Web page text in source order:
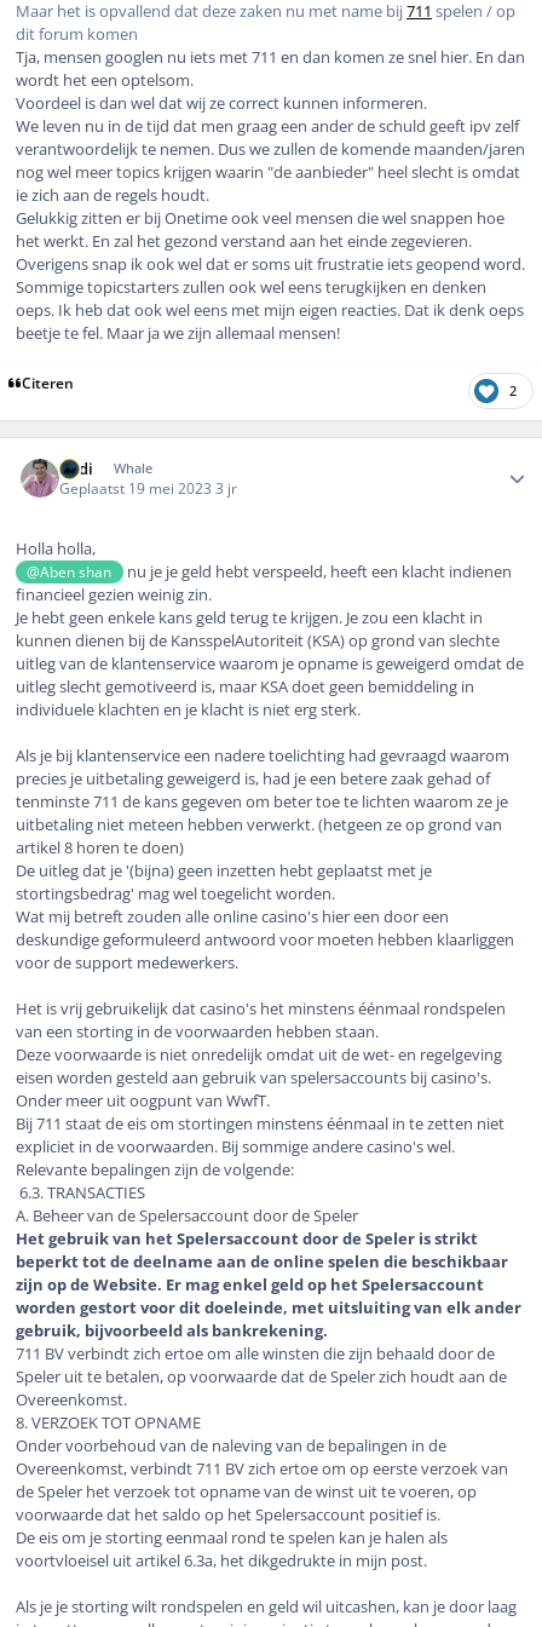
Maar het is opvallend dat deze zaken nu met name bij711 spelen / op
dit forum komen
Tja, mensen googlen nu iets met 711 en dan komen ze snel hier. En dan
wordt het een optelsom.
Voordeel is dan wel dat wij ze correct kunnen informeren.
We leven nu in de tijd dat men graag een ander de schuld geeft ipv zelf
verantwoordelijk te nemen. Dus we zullen de komende maanden/jaren
nog wel meer topics krijgen waarin "de aanbieder" heel slecht is omdat
ie zich aan de regels houdt.
Gelukkig zitten er bij Onetime ook veel mensen die wel snappen hoe
het werkt. En zal het gezond verstand aan het einde zegevieren.
Overigens snap ik ook wel dat er soms uit frustratie iets geopend word.
Sommige topicstarters zullen ook wel eens terugkijken en denken
oeps. Ik heb dat ook wel eens met mijn eigen reacties. Dat ik denk oeps
beetje te fel. Maar ja we zijn allemaal mensen!
Citeren 2
Rudi Whale
Geplaatst 19 mei 20233 jr
Holla holla,
@Aben shan
nu je je geld hebt verspeeld, heeft een klacht indienen
financieel gezien weinig zin.
Je hebt geen enkele kans geld terug te krijgen. Je zou een klacht in
kunnen dienen bij de KansspelAutoriteit (KSA) op grond van slechte
uitleg van de klantenservice waarom je opname is geweigerd omdat de
uitleg slecht gemotiveerd is, maar KSA doet geen bemiddeling in
individuele klachten en je klacht is niet erg sterk.
Als je bij klantenservice een nadere toelichting had gevraagd waarom
precies je uitbetaling geweigerd is, had je een betere zaak gehad of
tenminste 711 de kans gegeven om beter toe te lichten waarom ze je
uitbetaling niet meteen hebben verwerkt. (hetgeen ze op grond van
artikel 8 horen te doen)
De uitleg dat je '(bijna) geen inzetten hebt geplaatst met je
stortingsbedrag' mag wel toegelicht worden.
Wat mij betreft zouden alle online casino's hier een door een
deskundige geformuleerd antwoord voor moeten hebben klaarliggen
voor de support medewerkers.
Het is vrij gebruikelijk dat casino's het minstens éénmaal rondspelen
van een storting in de voorwaarden hebben staan.
Deze voorwaarde is niet onredelijk omdat uit de wet- en regelgeving
eisen worden gesteld aan gebruik van spelersaccounts bij casino's.
Onder meer uit oogpunt van WwfT.
Bij 711 staat de eis om stortingen minstens éénmaal in te zetten niet
expliciet in de voorwaarden. Bij sommige andere casino's wel.
Relevante bepalingen zijn de volgende:
6.3. TRANSACTIES
A. Beheer van de Spelersaccount door de Speler
Het gebruik van het Spelersaccount door de Speler is strikt
beperkt tot de deelname aan de online spelen die beschikbaar
zijn op de Website. Er mag enkel geld op het Spelersaccount
worden gestort voor dit doeleinde, met uitsluiting van elk ander
gebruik, bijvoorbeeld als bankrekening.
711 BV verbindt zich ertoe om alle winsten die zijn behaald door de
Speler uit te betalen, op voorwaarde dat de Speler zich houdt aan de
Overeenkomst.
8. VERZOEK TOT OPNAME
Onder voorbehoud van de naleving van de bepalingen in de
Overeenkomst, verbindt 711 BV zich ertoe om op eerste verzoek van
de Speler het verzoek tot opname van de winst uit te voeren, op
voorwaarde dat het saldo op het Spelersaccount positief is.
De eis om je storting eenmaal rond te spelen kan je halen als
voortvloeisel uit artikel 6.3a, het dikgedrukte in mijn post.
Als je je storting wilt rondspelen en geld wil uitcashen, kan je door laag